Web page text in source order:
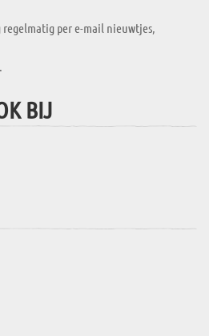
per e-mail nieuwtjes,
BIJ